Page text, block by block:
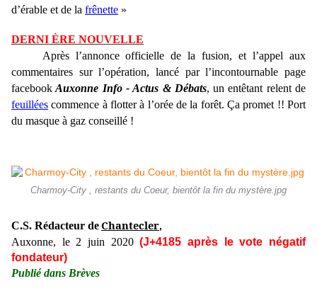
d’érable et de la frênette »
DERNI ÈRE NOUVELLE
Après l’annonce officielle de la fusion, et l’appel aux
commentaires sur l’opération, lancé par l’incontournable page
facebook Auxonne Info - Actus & Débats, un entêtant relent de
feuillées commence à flotter à l’orée de la forêt. Ça promet !! Port
du masque à gaz conseillé !
Charmoy-City , restants du Coeur, bientôt la fin du mystère.jpg
C.S. Rédacteur deChantecler,
Auxonne, le 2 juin 2020 (J+4185 après le vote négatif
fondateur)
Publié dans Brèves